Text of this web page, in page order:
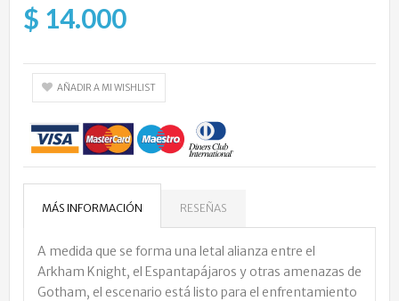
$ 14.000
AÑADIR A MI WISHLIST
MÁS INFORMACIÓN RESEÑAS
A medida que se forma una letal alianza entre el
Arkham Knight, el Espantapájaros y otras amenazas de
Gotham, el escenario está listo para el enfrentamiento